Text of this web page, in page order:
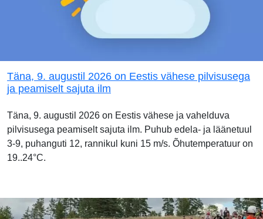
Täna, 9. augustil 2026 on Eestis vähese pilvisusega
ja peamiselt sajuta ilm
Täna, 9. augustil 2026 on Eestis vähese ja vahelduva
pilvisusega peamiselt sajuta ilm. Puhub edela- ja läänetuul
3-9, puhanguti 12, rannikul kuni 15 m/s. Õhutemperatuur on
19..24°C.